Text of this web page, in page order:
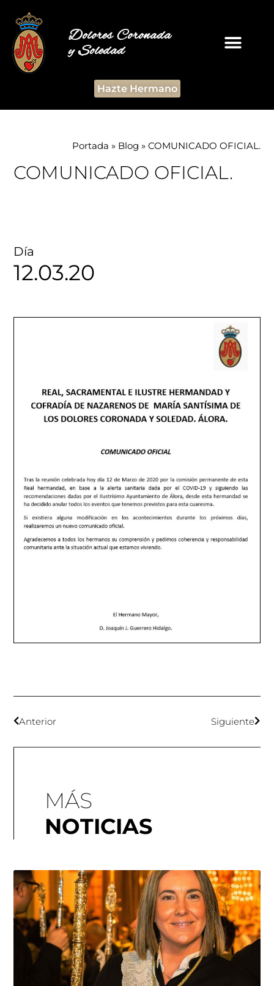
Dolores Coronada
y Soledad
Hazte Hermano
Portada » Blog » COMUNICADO OFICIAL.
COMUNICADO OFICIAL.
Día
12.03.20
Anterior Siguiente
MÁS
NOTICIAS